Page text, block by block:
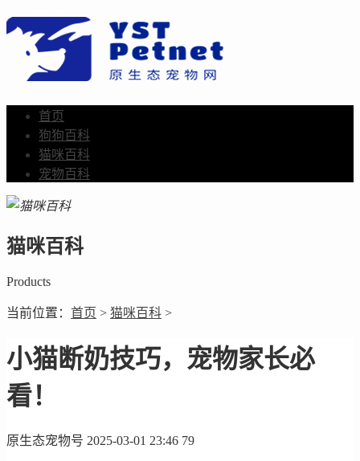
首页
狗狗百科
猫咪百科
宠物百科
猫咪百科
Products
当前位置： 首页 > 猫咪百科 >
小猫断奶技巧，宠物家长必
看！
原生态宠物号 2025-03-01 23:46 79